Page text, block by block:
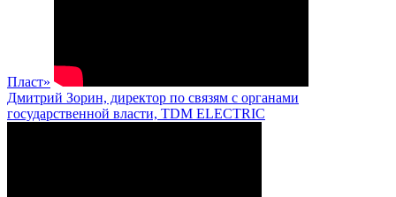
Пласт»
Дмитрий Зорин, директор по связям с органами
государственной власти, TDM ELECTRIC